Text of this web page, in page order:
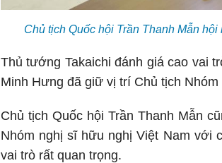
Chủ tịch Quốc hội Trần Thanh Mẫn
Thủ tướng Takaichi đánh giá cao vai
Minh Hưng đã giữ vị trí Chủ tịch
Chủ tịch Quốc hội Trần Thanh Mẫn
Nhóm nghị sĩ hữu nghị Việt Nam với
vai trò rất quan trọng.